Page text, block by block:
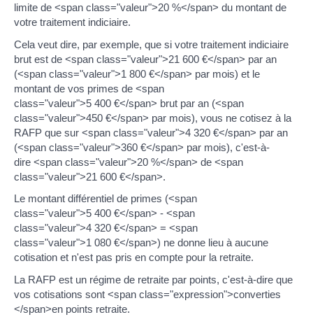
limite de <span class="valeur">20 %</span> du montant de
votre traitement indiciaire.
Cela veut dire, par exemple, que si votre traitement indiciaire
brut est de <span class="valeur">21 600 €</span> par an
(<span class="valeur">1 800 €</span> par mois) et le
montant de vos primes de <span
class="valeur">5 400 €</span> brut par an (<span
class="valeur">450 €</span> par mois), vous ne cotisez à la
RAFP que sur <span class="valeur">4 320 €</span> par an
(<span class="valeur">360 €</span> par mois), c'est-à-
dire <span class="valeur">20 %</span> de <span
class="valeur">21 600 €</span>.
Le montant différentiel de primes (<span
class="valeur">5 400 €</span> - <span
class="valeur">4 320 €</span> = <span
class="valeur">1 080 €</span>) ne donne lieu à aucune
cotisation et n'est pas pris en compte pour la retraite.
La RAFP est un régime de retraite par points, c'est-à-dire que
vos cotisations sont <span class="expression">converties
</span>en points retraite.